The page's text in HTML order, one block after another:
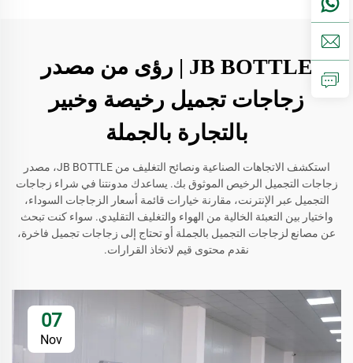
JB BOTTLE | رؤى من مصدر
زجاجات تجميل رخيصة وخبير
بالتجارة بالجملة
استكشف الاتجاهات الصناعية ونصائح التغليف من JB BOTTLE، مصدر
زجاجات التجميل الرخيص الموثوق بك. يساعدك مدونتنا في شراء زجاجات
التجميل عبر الإنترنت، مقارنة خيارات قائمة أسعار الزجاجات السوداء،
واختيار بين التعبئة الخالية من الهواء والتغليف التقليدي. سواء كنت تبحث
عن مصانع لزجاجات التجميل بالجملة أو تحتاج إلى زجاجات تجميل فاخرة،
نقدم محتوى قيم لاتخاذ القرارات.
07
Nov